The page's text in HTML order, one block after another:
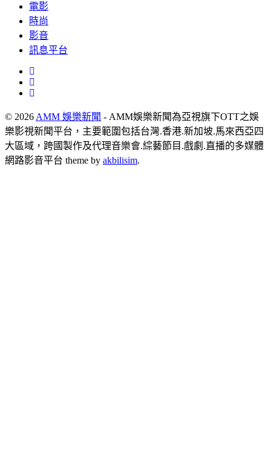
電影
時尚
影音
訊息平台
© 2026 AMM 娛樂新聞 - AMM娛樂新聞為亞視旗下OTT之娛
樂影視新聞平台，主要範圍包括台灣.香港.新加坡.馬來西亞四
大區域，跨國製作及代理音樂會.綜藝節目.戲劇.直播的多媒體
網路影音平台 theme by akbilisim.